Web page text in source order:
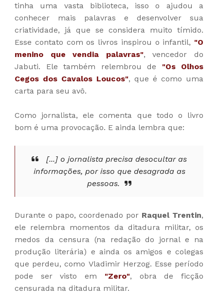
tinha uma vasta biblioteca, isso o ajudou a
conhecer mais palavras e desenvolver sua
criatividade, já que se considera muito tímido.
Esse contato com os livros inspirou o infantil, "O
menino que vendia palavras", vencedor do
Jabuti. Ele também relembrou de "Os Olhos
Cegos dos Cavalos Loucos", que é como uma
carta para seu avô.
Como jornalista, ele comenta que todo o livro
bom é uma provocação. E ainda lembra que:
[...] o jornalista precisa desocultar as
informações, por isso que desagrada as
pessoas.
Durante o papo, coordenado por Raquel Trentin,
ele relembra momentos da ditadura militar, os
medos da censura (na redação do jornal e na
produção literária) e ainda os amigos e colegas
que perdeu, como Vladimir Herzog. Esse período
pode ser visto em "Zero", obra de ficção
censurada na ditadura militar.